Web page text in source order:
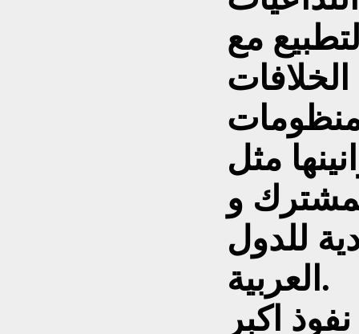
مع
الخلافات
مثل
و
للدول
العربية.
اكبر